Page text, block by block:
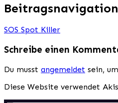
Beitragsnavigation
SOS Spot Killer
Schreibe einen
Du musst angemeldet sein,
Diese Website verwendet